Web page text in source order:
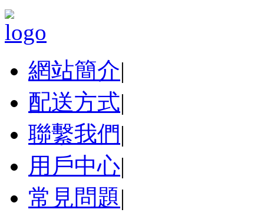
網站簡介|
配送方式|
聯繫我們|
用戶中心|
常見問題|